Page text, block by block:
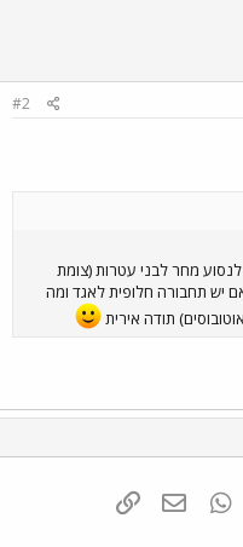
#2
מחר לבני עטרות (צומת
יש תחבורה חלופית לאגד ומה
תודה אירית
Tumblr
WhatsAppדואר אלקטרוני